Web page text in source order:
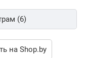
(6)
на Shop.by